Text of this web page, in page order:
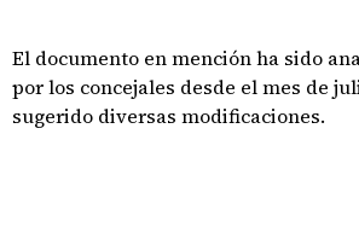
El documento en mención ha sido
por los concejales desde el mes de
sugerido diversas modificaciones.